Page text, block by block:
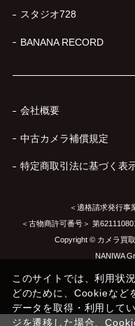
スタジオ728
BANANA RECORD
会社概要
中古カメラ補償規定
特定商取引法に基づく表
＜適格請求発行事
＜古物商許可番号＞ 第
Copyright © カメラ買
NANIWA
このサイトでは、利用状
どのために、Cookieなど
データを取得・利用して
ジを遷移した場合、